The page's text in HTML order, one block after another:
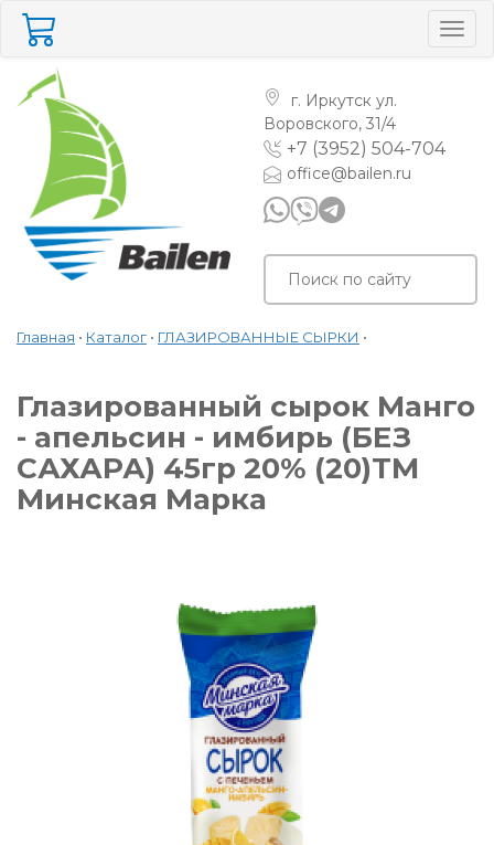
г. Иркутск ул.
Воровского, 31/4
+7 (3952) 504-704
office@bailen.ru
Главная • Каталог • ГЛАЗИРОВАННЫЕ СЫРКИ •
Глазированный сырок Манго
- апельсин - имбирь (БЕЗ
САХАРА) 45гр 20% (20)ТМ
Минская Марка